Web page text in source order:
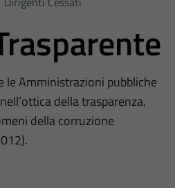
le Amministrazioni pubbliche
della trasparenza,
della corruzione